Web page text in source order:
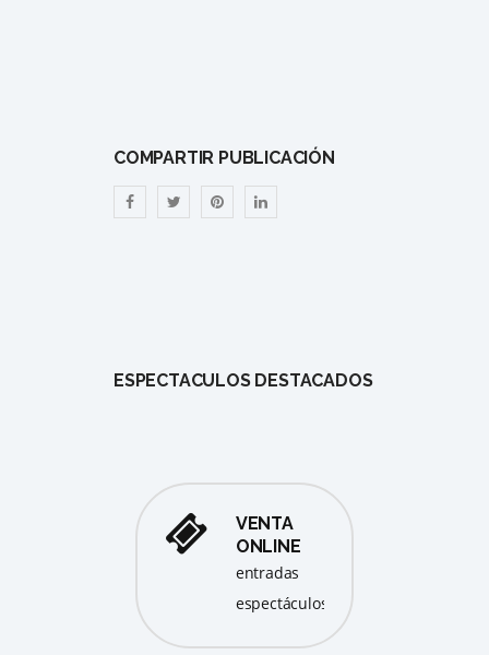
COMPARTIR PUBLICACIÓN
ESPECTÁCULOS DESTACADOS
VENTA
ONLINE
entradas
espectáculos